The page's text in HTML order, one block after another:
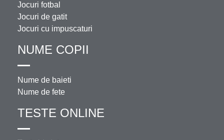
Jocuri fotbal
Jocuri de gatit
Jocuri cu impuscaturi
NUME COPII
Nume de baieti
Nume de fete
TESTE ONLINE